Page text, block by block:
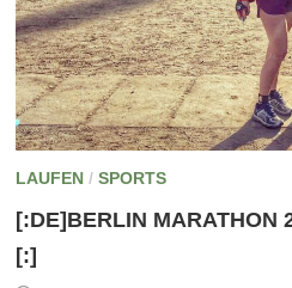
LAUFEN/ SPORTS
[:DE]BERLIN MARATHON
[:]